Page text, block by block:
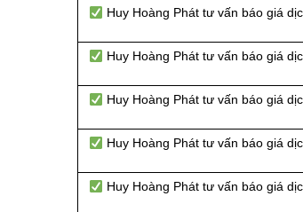
Huy Hoàng Phát tư vấn báo giá
Huy Hoàng Phát tư vấn báo giá
Huy Hoàng Phát tư vấn báo giá
Huy Hoàng Phát tư vấn báo giá
Huy Hoàng Phát tư vấn báo giá